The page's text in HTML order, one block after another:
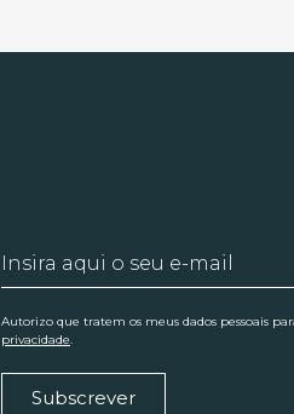
Autorizo que tratem os meus dados pessoais
privacidade.
Subscrever